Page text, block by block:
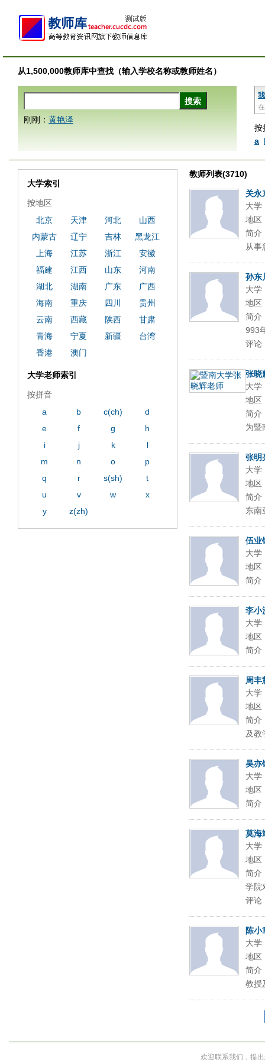
从1,500,000教师库中查找（输入学校名称或教师姓名）
按
a
刚刚： 黄艳泽
教师列表(3710)
关永
大学
地区
简介
从事
孙东
大学
地区
简介
993
评论
张晓
大学
地区
简介
为暨
张明
大学
地区
简介
东南
伍业
大学
地区
简介
李小
大学
地区
简介
周丰
大学
地区
简介
及教
吴亦
大学
地区
简介
莫海
大学
地区
简介
学院
评论
陈小
大学
地区
简介
教授
大学索引
按地区
北京
天津 河北
山西
内蒙古
辽宁 吉林
黑龙江
上海
江苏 浙江
安徽
福建
江西 山东
河南
湖北
湖南 广东
广西
海南
重庆 四川
贵州
云南
西藏 陕西
甘肃
青海
宁夏 新疆
台湾
香港
澳门
大学老师索引
按拼音
a
b c(ch)
d
e
f g
h
i
j k
l
m
n o
p
q
r s(sh)
t
u
v w
x
y
z(zh)
欢迎联系我们，提